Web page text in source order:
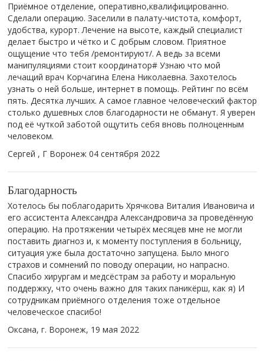
Приёмное отделение, оперативно,квалифицированно.
Сделали операцию. Заселили в палату-чистота, комфорт,
удобства, курорт. Лечение на высоте, каждый специалист
делает быстро и чётко и С добрым словом. Приятное
ощущение что тебя /ремонтируют/. А ведь за всеми
манипуляциями стоит координатор# Узнаю что мой
лечащий врач Корчагина Елена Николаевна. Захотелось
узнать о ней больше, интернет в помощь. Рейтинг по всём
пять. Десятка лучших. А самое главное человеческий фактор
столько душевных слов благодарности не обманут. Я уверен
под её чуткой заботой ощутить себя вновь полноценным
человеком.
Сергей , Г Воронеж04 сентября 2022
Благодарность
Хотелось бы поблагодарить Хрячкова Виталия Ивановича и
его ассистента Александра Александровича за проведённую
операцию. На протяжении четырёх месяцев мне не могли
поставить диагноз и, к моменту поступления в больницу,
ситуация уже была достаточно запущена. Было много
страхов и сомнений по поводу операции, но напрасно.
Спасибо хирургам и медсёстрам за работу и моральную
поддержку, что очень важно для таких паникёрш, как я) И
сотрудникам приёмного отделения тоже отдельное
человеческое спасибо!
Оксана, г. Воронеж, 19 мая 2022